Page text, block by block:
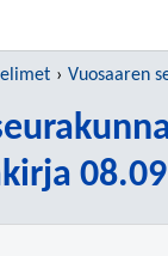
SIIRRY
Vuosaaren